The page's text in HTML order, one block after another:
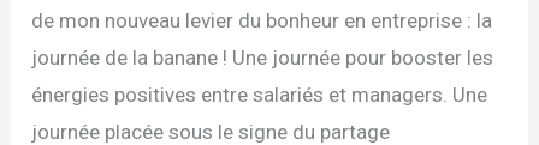
de mon nouveau levier du bonheur en entreprise : la
journée de la banane ! Une journée pour booster les
énergies positives entre salariés et managers. Une
journée placée sous le signe du partage